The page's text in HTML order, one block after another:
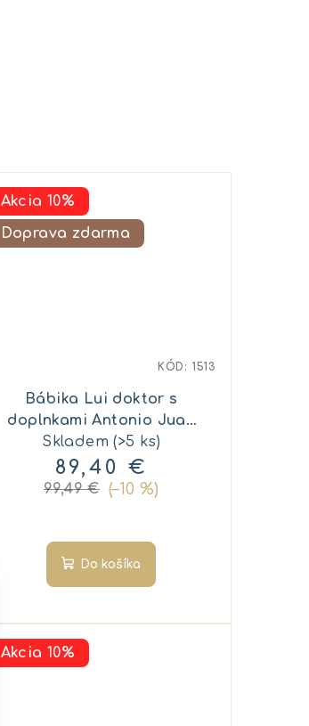
Akcia 10%
Doprava zdarma
Bábika Lui doktor s
doplnkami Antonio Juan
50424
Skladem(>5 ks)
89,40 €
99,49 € (–10 %)
Do košíka
KÓD: 1513
Akcia 10%